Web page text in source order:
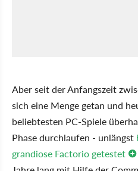
Aber seit der Anfangszeit
sich eine Menge getan und
beliebtesten PC-Spiele
Phase durchlaufen - unlängst
grandiose Factorio getestet